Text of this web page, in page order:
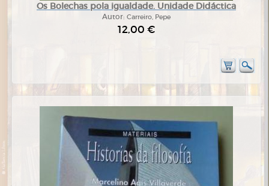
Os Bolechas pola igualdade. Unidade Didáctica
Autor: Carreiro, Pepe
12,00 €